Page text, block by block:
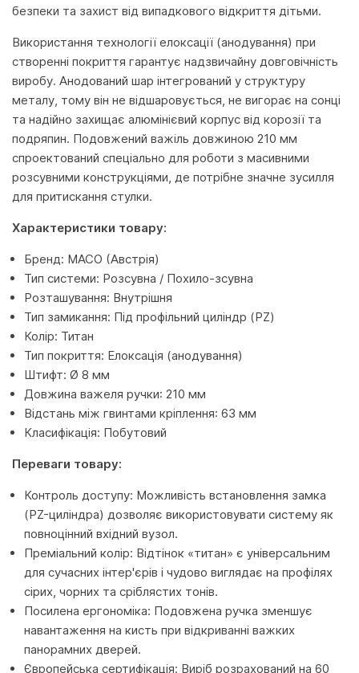
безпеки та захист від випадкового відкриття дітьми.
Використання технології елоксації (анодування) при
створенні покриття гарантує надзвичайну довговічність
виробу. Анодований шар інтегрований у структуру
металу, тому він не відшаровується, не вигорає на сонці
та надійно захищає алюмінієвий корпус від корозії та
подряпин. Подовжений важіль довжиною 210 мм
спроектований спеціально для роботи з масивними
розсувними конструкціями, де потрібне значне зусилля
для притискання стулки.
Характеристики товару:
Бренд: MACO (Австрія)
Тип системи: Розсувна / Похило-зсувна
Розташування: Внутрішня
Тип замикання: Під профільний циліндр (PZ)
Колір: Титан
Тип покриття: Елоксація (анодування)
Штифт: Ø 8 мм
Довжина важеля ручки: 210 мм
Відстань між гвинтами кріплення: 63 мм
Класифікація: Побутовий
Переваги товару:
Контроль доступу: Можливість встановлення замка
(PZ-циліндра) дозволяє використовувати систему як
повноцінний вхідний вузол.
Преміальний колір: Відтінок «титан» є універсальним
для сучасних інтер'єрів і чудово виглядає на профілях
сірих, чорних та сріблястих тонів.
Посилена ергономіка: Подовжена ручка зменшує
навантаження на кисть при відкриванні важких
панорамних дверей.
Європейська сертифікація: Виріб розрахований на 60